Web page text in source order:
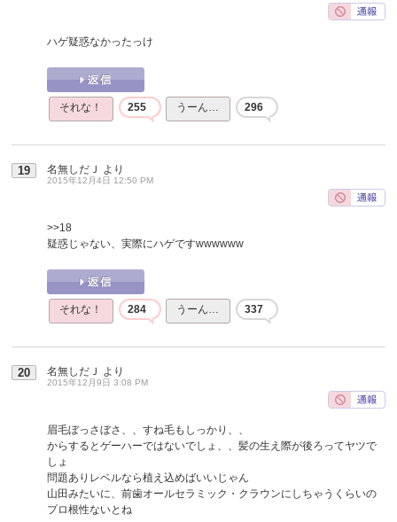
ハゲ疑惑なかったっけ
それな！ 255 うーん… 296
19 名無しだＪ より
2015年12月4日 12:50 PM
>>18
疑惑じゃない、実際にハゲですwwwwww
それな！ 284 うーん… 337
20 名無しだＪ より
2015年12月9日 3:08 PM
眉毛ぼっさぼさ、、すね毛もしっかり、、
からするとゲーハーではないでしょ、、髪の生え際が後ろってヤツで
しょ
問題ありレベルなら植え込めばいいじゃん
山田みたいに、前歯オールセラミック・クラウンにしちゃうくらいの
プロ根性ないとね